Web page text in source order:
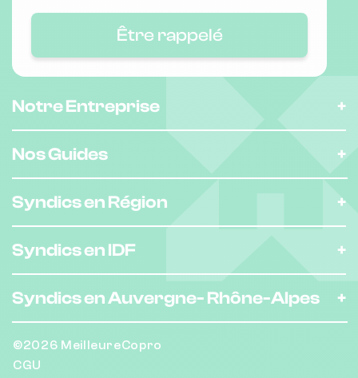
Nombre de lots : 18
LYON
Nombre de lots : 23
93 r du president edouard herriot
69002 LYON
Chauffage individuel
4 r renee sabran 69009 LYON
Être rappelé
Notre Entreprise
Nos Guides
Syndics en Région
Syndics en IDF
Syndics en Auvergne-Rhône-Alpes
©2026 MeilleureCopro
CGU